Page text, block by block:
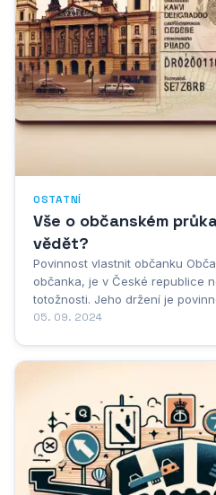
OSTATNÍ
Vše o občanském
vědět?
Povinnost vlastnit občanku
občanka, je v České republice
totožnosti. Jeho držení je
České republiky staršího 15 let
05. 09. 2024